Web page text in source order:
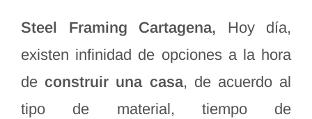
Steel Framing Cartagena, Hoy día,
existen infinidad de opciones a la hora
de construir una casa, de acuerdo al
tipo de material, tiempo de